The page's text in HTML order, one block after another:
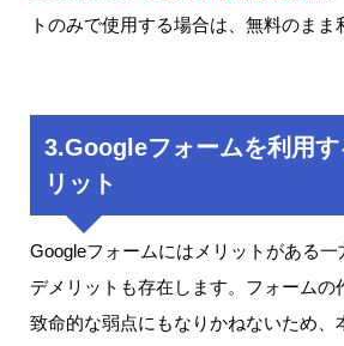
トのみで使用する場合は、無料のまま
3.Googleフォームを利用す
リット
Googleフォームにはメリットがある一
デメリットも存在します。フォームの
致命的な弱点にもなりかねないため、